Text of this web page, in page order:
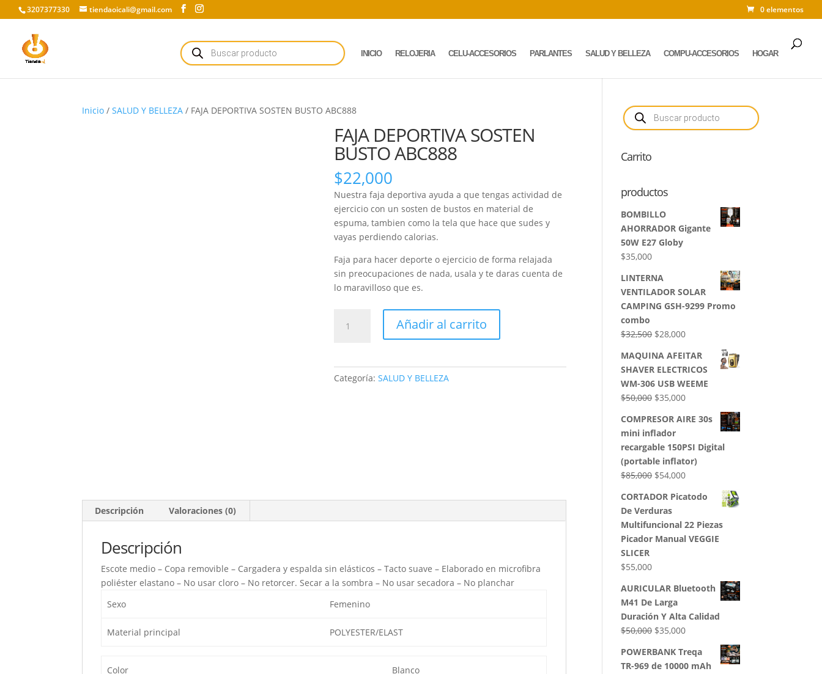
3207377330 tiendaoicali@gmail.com 0 elementos
Búsqueda
de
productos
INICIO RELOJERIA CELU-ACCESORIOS PARLANTES SALUD Y BELLEZA COMPU-ACCESORIOS HOGAR
Inicio /SALUD Y BELLEZA / FAJA DEPORTIVA SOSTEN BUSTO ABC888
FAJA DEPORTIVA SOSTEN
BUSTO ABC888
$22,000
Nuestra faja deportiva ayuda a que tengas actividad de
ejercicio con un sosten de bustos en material de
espuma, tambien como la tela que hace que sudes y
vayas perdiendo calorias.
Faja para hacer deporte o ejercicio de forma relajada
sin preocupaciones de nada, usala y te daras cuenta de
lo maravilloso que es.
DEPORTIVA
cantidad
Añadir al carrito
Categoría:SALUD Y BELLEZA
Descripción Valoraciones (0)
Descripción
Escote medio – Copa removible – Cargadera y espalda sin elásticos – Tacto suave – Elaborado en microfibra
poliéster elastano – No usar cloro – No retorcer. Secar a la sombra – No usar secadora – No planchar
Sexo
Femenino
Material principal POLYESTER/ELAST
Color Blanco
Búsqueda
de
productos
Carrito
productos
BOMBILLO
AHORRADOR Gigante
50W E27 Globy
$35,000
LINTERNA
VENTILADOR SOLAR
CAMPING GSH-9299 Promo
combo
$32,500 El
original
era:
$32,500.
$28,000El
actual
es:
$28,000.
MAQUINA AFEITAR
SHAVER ELECTRICOS
WM-306 USB WEEME
$50,000 El
original
era:
$50,000.
$35,000El
actual
$35,000.
COMPRESOR AIRE 30s
mini inflador
recargable 150PSI Digital
(portable inflator)
$85,000 El
original
era:
$85,000.
$54,000El
actual
$54,000.
CORTADOR Picatodo
De Verduras
Multifuncional 22 Piezas
Picador Manual VEGGIE
SLICER
$55,000
AURICULAR Bluetooth
M41 De Larga
Duración Y Alta Calidad
$50,000 El
original
$35,000El
actual
POWERBANK Treqa
TR-969 de 10000 mAh